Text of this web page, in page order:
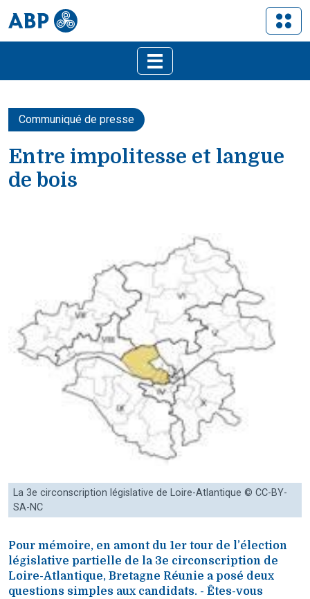
Communiqué de presse
Entre impolitesse et langue
de bois
La 3e circonscription législative de Loire-Atlantique © CC-BY-
SA-NC
Pour mémoire, en amont du 1er tour de l’élection
législative partielle de la 3e circonscription de
Loire-Atlantique, Bretagne Réunie a posé deux
questions simples aux candidats. - Êtes-vous